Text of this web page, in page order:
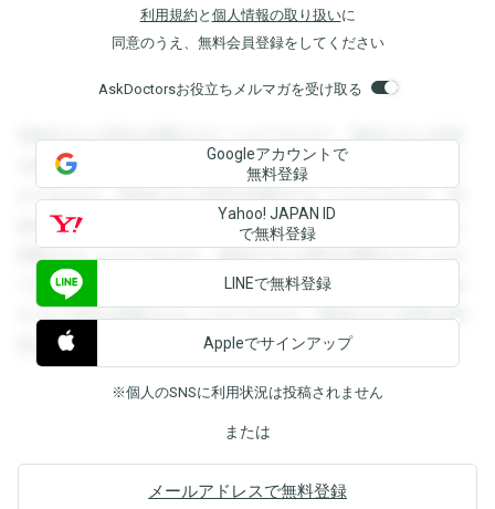
利用規約 と 個人情報の取り扱いに
同意のうえ、無料会員登録をしてください
AskDoctorsお役立ちメルマガを受け取る
登録すると回答を閲覧することができます。登録すると回答
を閲覧することができます。登録すると回答を閲覧すること
ができます。登録すると回答を閲覧することができます。登
録すると回答を閲覧することができます。登録すると回答を
閲覧することができます。登録すると回答を閲覧することが
できます。登録すると回答を閲覧することができます。登録
すると回答を閲覧することができます。登録すると回答を閲
覧することができます。
Googleアカウントで
無料登録
Yahoo! JAPAN ID
で無料登録
LINEで無料登録
Appleでサインアップ
※個人のSNSに利用状況は投稿されません
または
メールアドレスで無料登録